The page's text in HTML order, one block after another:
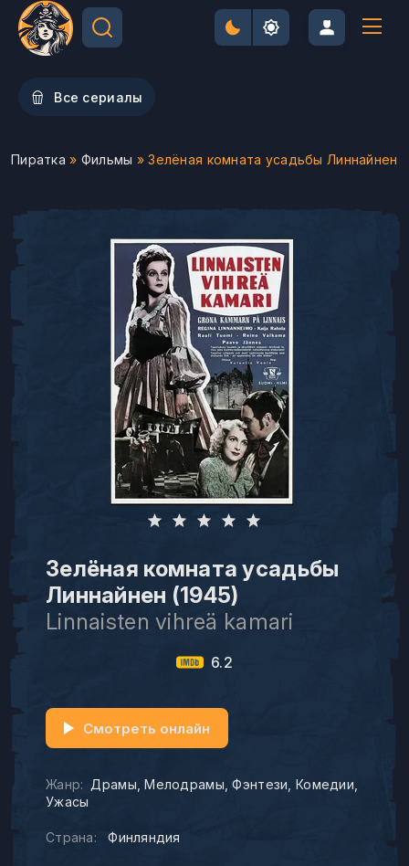
Все сериалы
Пиратка » Фильмы » Зелёная комната усадьбы Линнайнен
Зелёная комната усадьбы
Линнайнен (1945)
Linnaisten vihreä kamari
6.2
Жанр: Драмы Мелодрамы Фэнтези Комедии
Ужасы
Страна: Финляндия
Смотреть онлайн